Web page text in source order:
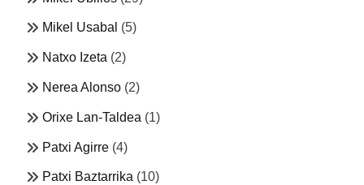
Mikel Usabal (5)
Natxo Izeta (2)
Nerea Alonso (2)
Orixe Lan-Taldea (1)
Patxi Agirre (4)
Patxi Baztarrika (10)